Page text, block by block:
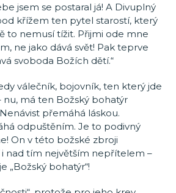
jsem se postaral já! A Divuplný
křížem ten pytel starostí, který
to nemusí tížit. Přijmi ode mne
ne jako dává svět! Pak teprve
svoboda Božích dětí.“
válečník, bojovník, ten který jde
nu, má ten Božský bohatýr
přemáhá láskou.
odpuštěním. Je to podivný
On v této božské zbroji
nad tím největším nepřítelem –
„Božský bohatýr“!